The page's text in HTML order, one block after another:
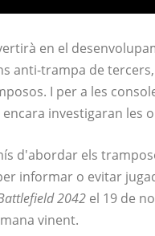
en el
anti-trampa de
I per a les
investigaran les
d'abordar els
informar o evitar
2042 el 19 de
vinent.